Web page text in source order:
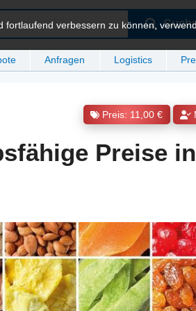
Anfragen Logistics
verbessern zu können,
Preis: 11,00 €
Preise